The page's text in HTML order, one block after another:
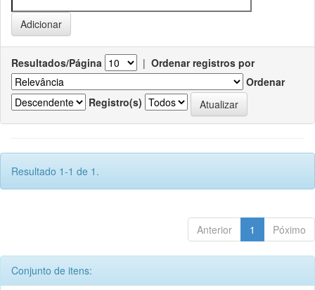
Resultados/Página | Ordenar registros por
Ordenar
Registro(s)
Resultado 1-1 de 1.
Anterior 1 Póximo
Conjunto de itens: